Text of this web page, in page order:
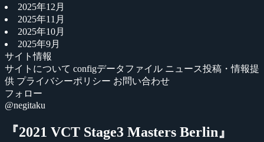
2025年12月
2025年11月
2025年10月
2025年9月
サイト情報
サイトについて configデータファイル ニュース投稿・情報提
供 プライバシーポリシー お問い合わせ
フォロー
@negitaku
『2021 VCT Stage3 Masters Berlin』